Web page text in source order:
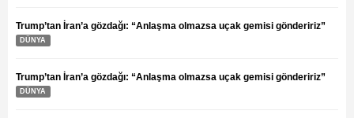
Trump’tan İran’a gözdağı: “Anlaşma olmazsa uçak gemisi göndeririz”
DÜNYA
Trump’tan İran’a gözdağı: “Anlaşma olmazsa uçak gemisi göndeririz”
DÜNYA